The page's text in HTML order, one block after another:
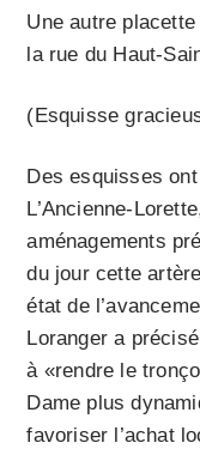
Une autre
la rue du Haut-
(Esquisse
Des esquisses
L’Ancienne-
aménagements
du jour cette
état de
Loranger a
à «rendre le
Dame plus
favoriser l’achat